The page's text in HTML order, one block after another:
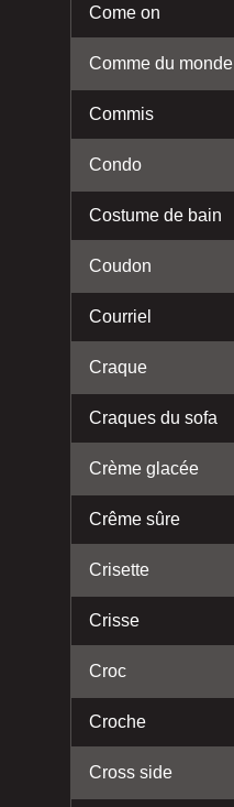
Come on
Comme du monde
Commis
Condo
Costume de bain
Coudon
Courriel
Craque
Craques du sofa
Crème glacée
Crême sûre
Crisette
Crisse
Croc
Croche
Cross side